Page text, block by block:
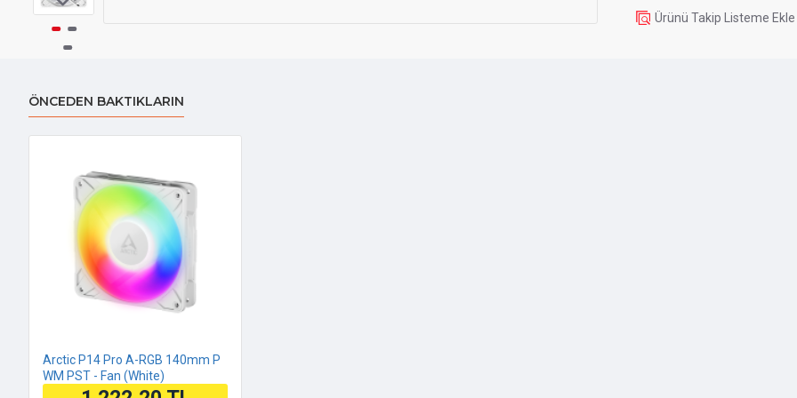
RGB Specifications
Ürünü Takip Listeme Ekle
ÖNCEDEN BAKTIKLARIN
Arctic P14 Pro A-RGB 140mm P
WM PST - Fan (White)